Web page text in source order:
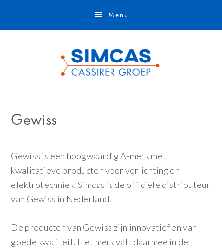
Menu
Gewiss
Gewiss is een hoogwaardig A-merk met
kwalitatieve producten voor verlichting en
elektrotechniek. Simcas is de officiële distributeur
van Gewiss in Nederland.
De producten van Gewiss zijn innovatief en van
goede kwaliteit. Het merk valt daarmee in de